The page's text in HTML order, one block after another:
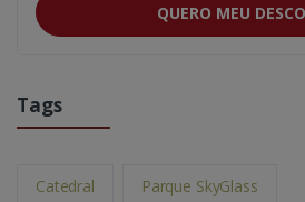
QUERO MEU
Tags
Catedral Parque SkyGlass